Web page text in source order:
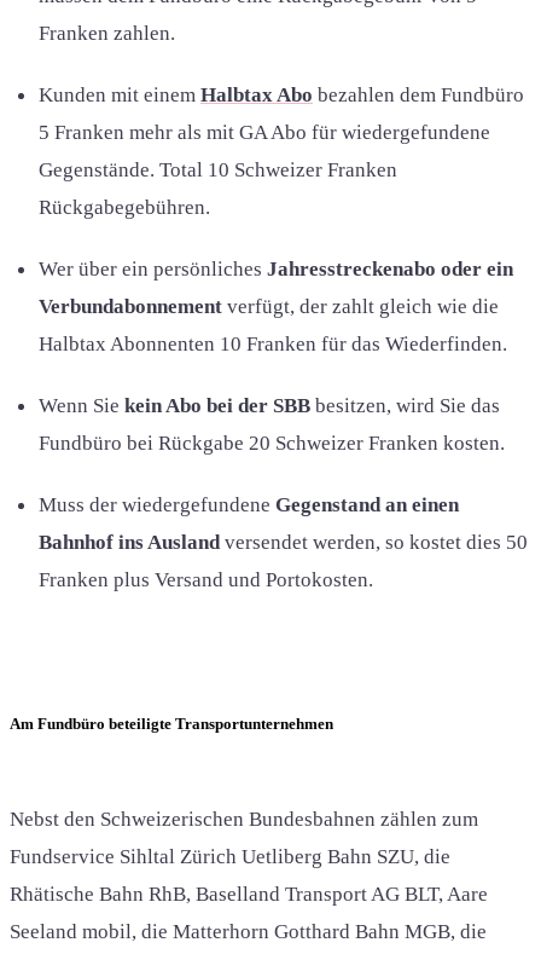
Franken zahlen.
Kunden mit einem Halbtax Abo bezahlen dem Fundbüro
5 Franken mehr als mit GA Abo für wiedergefundene
Gegenstände. Total 10 Schweizer Franken
Rückgabegebühren.
Wer über ein persönliches Jahresstreckenabo oder ein
Verbundabonnement verfügt, der zahlt gleich wie die
Halbtax Abonnenten 10 Franken für das Wiederfinden.
Wenn Sie kein Abo bei der SBB besitzen, wird Sie das
Fundbüro bei Rückgabe 20 Schweizer Franken kosten.
Muss der wiedergefundene Gegenstand an einen
Bahnhof ins Auslandversendet werden, so kostet dies 50
Franken plus Versand und Portokosten.
Am Fundbüro beteiligte Transportunternehmen
Nebst den Schweizerischen Bundesbahnen zählen zum
Fundservice Sihltal Zürich Uetliberg Bahn SZU, die
Rhätische Bahn RhB, Baselland Transport AG BLT, Aare
Seeland mobil, die Matterhorn Gotthard Bahn MGB, die